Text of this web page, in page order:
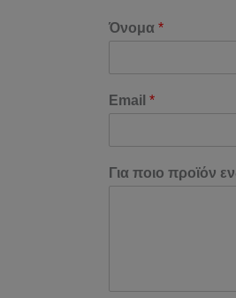
Όνομα *
Email *
Για ποιο προϊόν